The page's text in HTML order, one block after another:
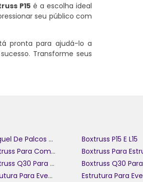
P15 é a escolha ideal
seu público com
pronta para ajudá-lo a
Transforme seus
Aluguel De Palcos E Coberturas Boxtruss P15 E L15
Boxtruss Para Comunicação Visual
Boxtruss Q30 Para Camarotes
Estrutura Para Eventos